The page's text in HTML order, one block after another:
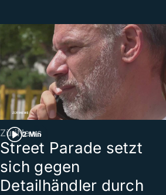
2 Min
ZüriNews
Street Parade setzt
sich gegen
Detailhändler durch